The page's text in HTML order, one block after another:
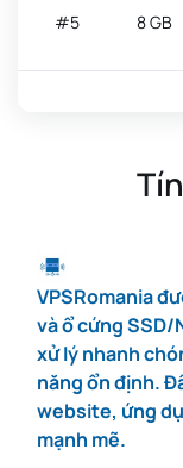
#5 8 GB
#8 14 GB
#9 16 GB
VPSRomania
và ổ cứng SSD/
xử lý nhanh
năng ổn định.
website, ứng
mạnh mẽ.